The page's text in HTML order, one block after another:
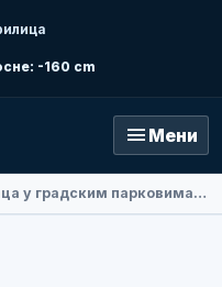
-160 cm
menu Мени
Амбасадорка Народне Републике Кине у БиХ Ли Фан посјетила Добој